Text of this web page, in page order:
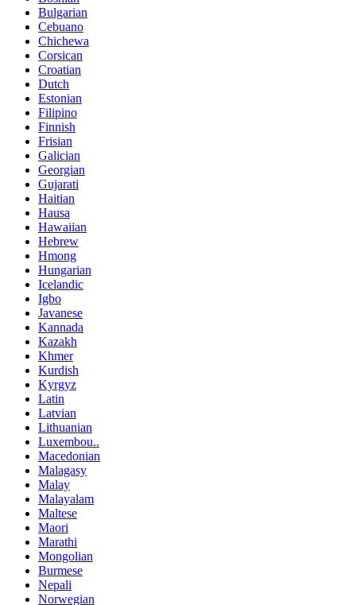
Bulgarian
Cebuano
Chichewa
Corsican
Croatian
Dutch
Estonian
Filipino
Finnish
Frisian
Galician
Georgian
Gujarati
Haitian
Hausa
Hawaiian
Hebrew
Hmong
Hungarian
Icelandic
Igbo
Javanese
Kannada
Kazakh
Khmer
Kurdish
Kyrgyz
Latin
Latvian
Lithuanian
Luxembou..
Macedonian
Malagasy
Malay
Malayalam
Maltese
Maori
Marathi
Mongolian
Burmese
Nepali
Norwegian